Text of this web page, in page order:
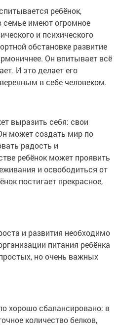
ребёнок,
семье имеют огромное
и психического
обстановке развитие
Он впитывает всё
И это делает его
в себе человеком.
выразить себя: свои
может создать мир по
радость и
ребёнок может проявить
и освободиться от
постигает прекрасное,
и развития необходимо
питания ребёнка
но очень важных
хорошо сбалансировано: в
количество белков,